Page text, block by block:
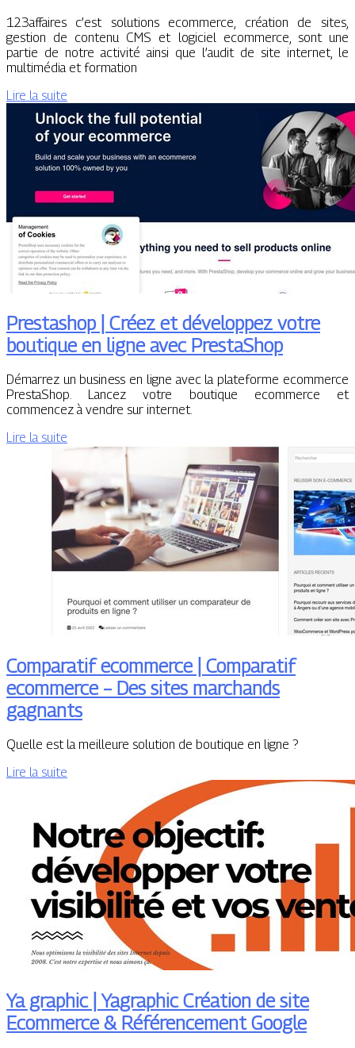
123affaires c’est solutions ecommerce, création de sites,
gestion de contenu CMS et logiciel ecommerce, sont une
partie de notre activité ainsi que l’audit de site internet, le
multimédia et formation
Lire la suite
Prestashop | Créez et développez votre
boutique en ligne avec PrestaShop
Démarrez un business en ligne avec la plateforme ecommerce
PrestaShop. Lancez votre boutique ecommerce et
commencez à vendre sur internet.
Lire la suite
Comparatif ecommerce | Comparatif
ecommerce – Des sites marchands
gagnants
Quelle est la meilleure solution de boutique en ligne ?
Lire la suite
Ya graphic | Yagraphic Création de site
Ecommerce & Référen­ce­ment Google